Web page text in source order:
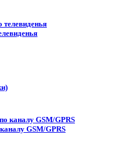
GSM/GPRS